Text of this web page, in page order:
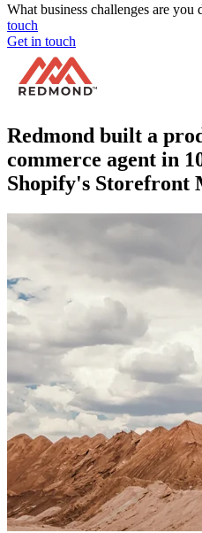
What business challenges are you
touch
Get in touch
Redmond built a
commerce agent in
Shopify's Storefront